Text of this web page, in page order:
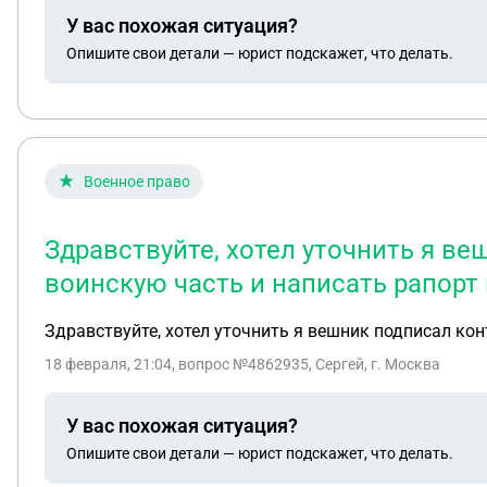
У вас похожая ситуация?
Опишите свои детали — юрист подскажет, что делать.
Военное право
Здравствуйте, хотел уточнить я
воинскую часть и написать
Здравствуйте, хотел уточнить я вешник подписал
18 февраля, 21:04, вопрос №4862935, Сергей, г. Москва
У вас похожая ситуация?
Опишите свои детали — юрист подскажет, что делать.